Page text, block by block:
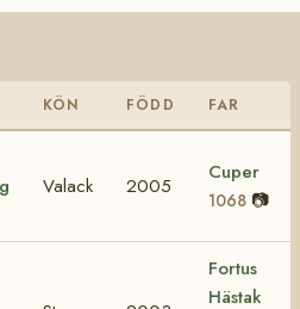
KÖN FÖDD FAR
Valack 2005
Cuper
1068 📷
Fortus
Hästak